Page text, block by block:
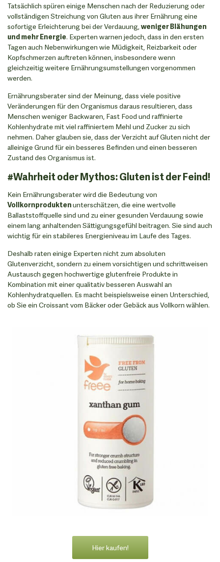
Tatsächlich spüren einige Menschen nach der Reduzierung oder
vollständigen Streichung von Gluten aus ihrer Ernährung eine
sofortige Erleichterung bei der Verdauung,weniger Blähungen
und mehr Energie. Experten warnen jedoch, dass in den ersten
Tagen auch Nebenwirkungen wie Müdigkeit, Reizbarkeit oder
Kopfschmerzen auftreten können, insbesondere wenn
gleichzeitig weitere Ernährungsumstellungen vorgenommen
werden.
Ernährungsberater sind der Meinung, dass viele positive
Veränderungen für den Organismus daraus resultieren, dass
Menschen weniger Backwaren, Fast Food und raffinierte
Kohlenhydrate mit viel raffiniertem Mehl und Zucker zu sich
nehmen. Daher glauben sie, dass der Verzicht auf Gluten nicht der
alleinige Grund für ein besseres Befinden und einen besseren
Zustand des Organismus ist.
#Wahrheit oder Mythos: Gluten ist der Feind!
Kein Ernährungsberater wird die Bedeutung von
Vollkornproduktenunterschätzen, die eine wertvolle
Ballaststoffquelle sind und zu einer gesunden Verdauung sowie
einem lang anhaltenden Sättigungsgefühl beitragen. Sie sind auch
wichtig für ein stabileres Energieniveau im Laufe des Tages.
Deshalb raten einige Experten nicht zum absoluten
Glutenverzicht, sondern zu einem vorsichtigen und schrittweisen
Austausch gegen hochwertige glutenfreie Produkte in
Kombination mit einer qualitativ besseren Auswahl an
Kohlenhydratquellen. Es macht beispielsweise einen Unterschied,
ob Sie ein Croissant vom Bäcker oder Gebäck aus Vollkorn wählen.
Hier kaufen!